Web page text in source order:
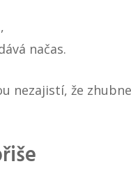
načas.
nezajistí, že